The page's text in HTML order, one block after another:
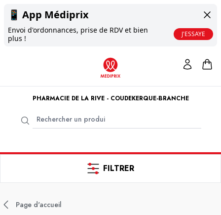
📱 App Médiprix
Envoi d'ordonnances, prise de RDV et bien
plus !
J'ESSAYE
PHARMACIE DE LA RIVE - COUDEKERQUE-BRANCHE
FILTRER
Page d'accueil